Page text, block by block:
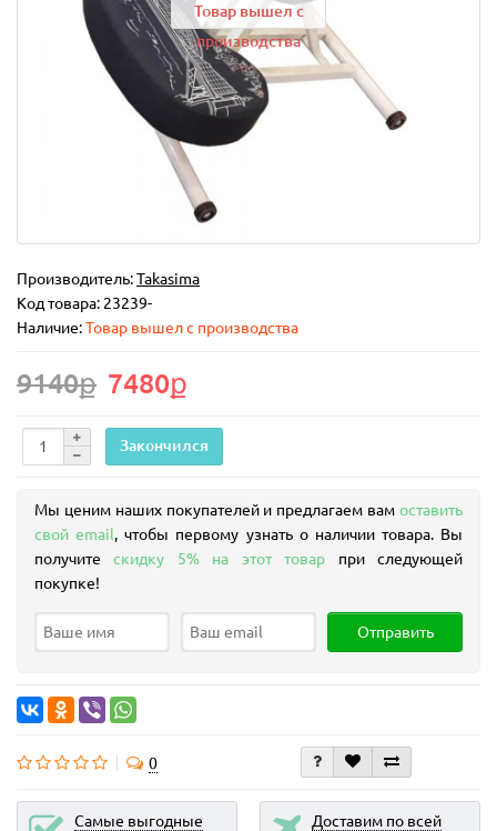
Товар вышел с
производства
Производитель:Takasima
Код товара: 23239-
Наличие:Товар вышел с производства
9140ք 7480ք
Закончился
Мы ценим наших покупателей и предлагаем вам оставить
свой email, чтобы первому узнать о наличии товара. Вы
получитескидку 5% на этот товар при следующей
покупке!
Отправить
0
Самые выгодные
Доставим по всей